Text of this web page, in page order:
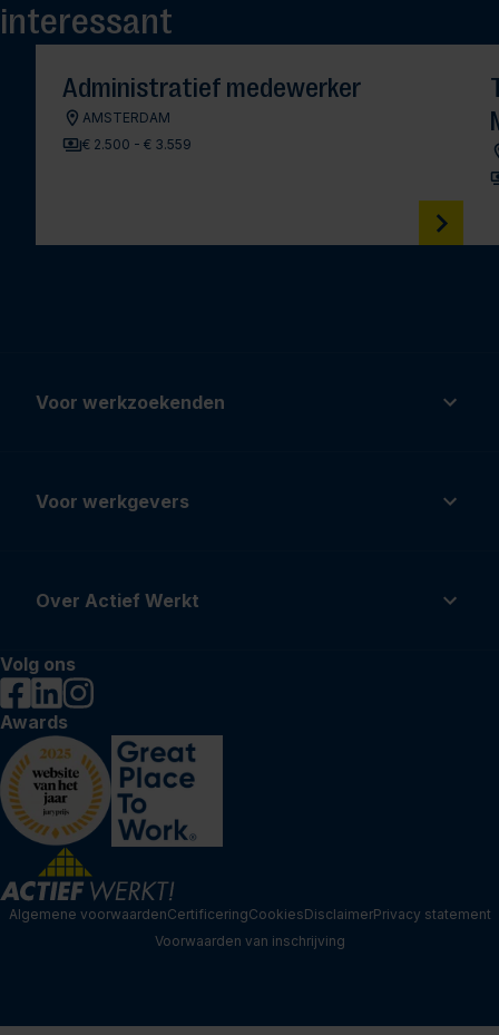
interessant
Administratief medewerker
AMSTERDAM
€ 2.500 - € 3.559
Voor werkzoekenden
Voor werkgevers
Over Actief Werkt
Volg ons
Awards
Algemene voorwaardenCertificeringCookiesDisclaimerPrivacy statement
Voorwaarden van inschrijving